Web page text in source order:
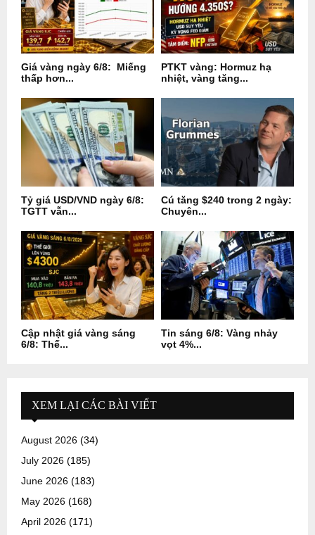
Giá vàng ngày 6/8: Miếng
thấp hơn...
PTKT vàng: Hormuz hạ
nhiệt, vàng tăng...
Tỷ giá USD/VND ngày 6/8:
TGTT vẫn...
Cú tăng $240 trong 2 ngày:
Chuyên...
Cập nhật giá vàng sáng
6/8: Thế...
Tin sáng 6/8: Vàng nhảy
vọt 4%...
XEM LẠI CÁC BÀI VIẾT
August 2026 (34)
July 2026 (185)
June 2026 (183)
May 2026 (168)
April 2026 (171)